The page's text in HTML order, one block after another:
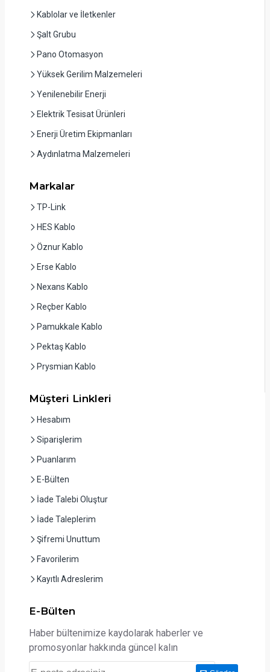
Kablolar ve İletkenler
Şalt Grubu
Pano Otomasyon
Yüksek Gerilim Malzemeleri
Yenilenebilir Enerji
Elektrik Tesisat Ürünleri
Enerji Üretim Ekipmanları
Aydınlatma Malzemeleri
Markalar
TP-Link
HES Kablo
Öznur Kablo
Erse Kablo
Nexans Kablo
Reçber Kablo
Pamukkale Kablo
Pektaş Kablo
Prysmian Kablo
Müşteri Linkleri
Hesabım
Siparişlerim
Puanlarım
E-Bülten
İade Talebi Oluştur
İade Taleplerim
Şifremi Unuttum
Favorilerim
Kayıtlı Adreslerim
E-Bülten
Haber bültenimize kaydolarak haberler ve
promosyonlar hakkında güncel kalın